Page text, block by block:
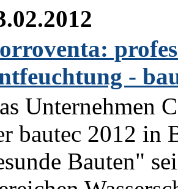
-
Unternehmen
bautec 2012 in
Bauten"